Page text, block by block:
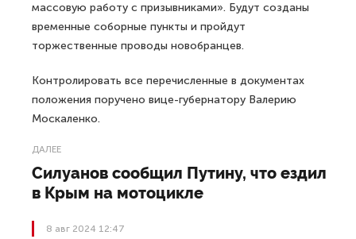
массовую работу с призывниками». Будут созданы
временные соборные пункты и пройдут
торжественные проводы новобранцев.
Контролировать все перечисленные в документах
положения поручено вице-губернатору Валерию
Москаленко.
ДАЛЕЕ
Силуанов сообщил Путину, что ездил
в Крым на мотоцикле
8 авг 2024 12:47